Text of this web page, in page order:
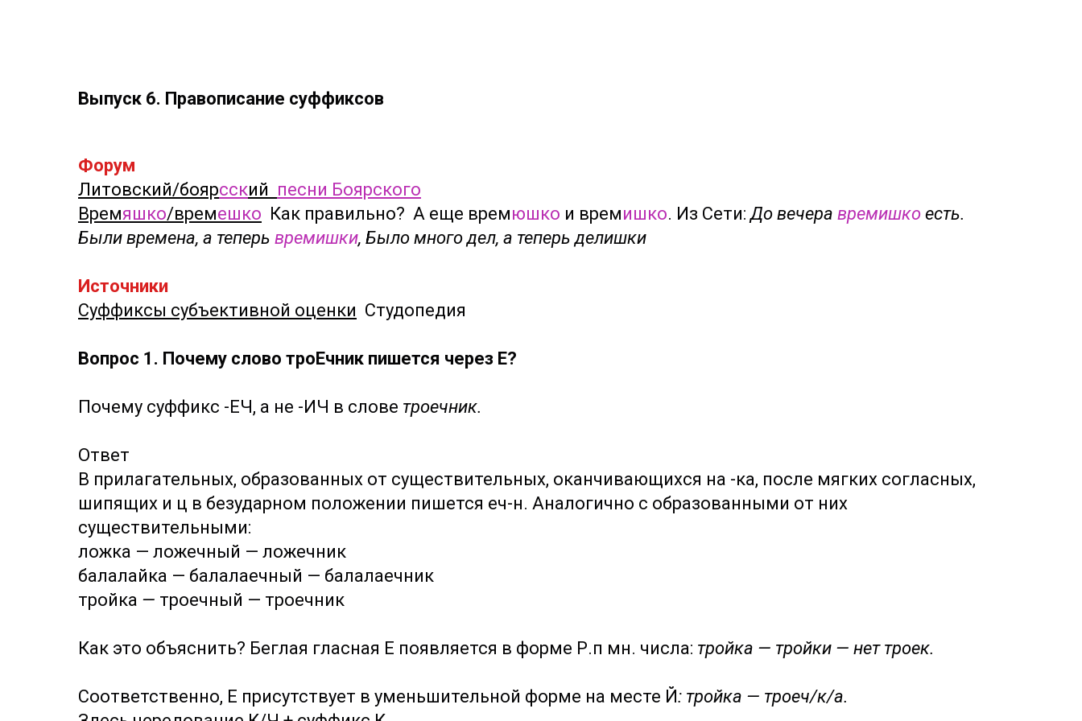
Выпуск 6. Правописание суффиксов
Форум
Литовский/боярсский песни Боярского
Времяшко/времешко Как правильно? А еще времюшко и времишко. Из Сети:До вечера времишко есть.
Были времена, а теперь времишки, Было много дел, а теперь делишки
Источники
Суффиксы субъективной оценки Студопедия
Вопрос 1. Почему слово троЕчник пишется через Е?
Почему суффикс -ЕЧ, а не -ИЧ в слове троечник.
Ответ
В прилагательных, образованных от существительных, оканчивающихся на -ка, после мягких согласных,
шипящих и ц в безударном положении пишется еч-н. Аналогично с образованными от них
существительными:
ложка — ложечный — ложечник
балалайка — балалаечный — балалаечник
тройка — троечный — троечник
Как это объяснить? Беглая гласная Е появляется в форме Р.п мн. числа: тройка — тройки — нет троек.
Соответственно, Е присутствует в уменьшительной форме на месте Й: тройка — троеч/к/а.